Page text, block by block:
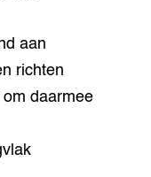
aan
richten
daarmee